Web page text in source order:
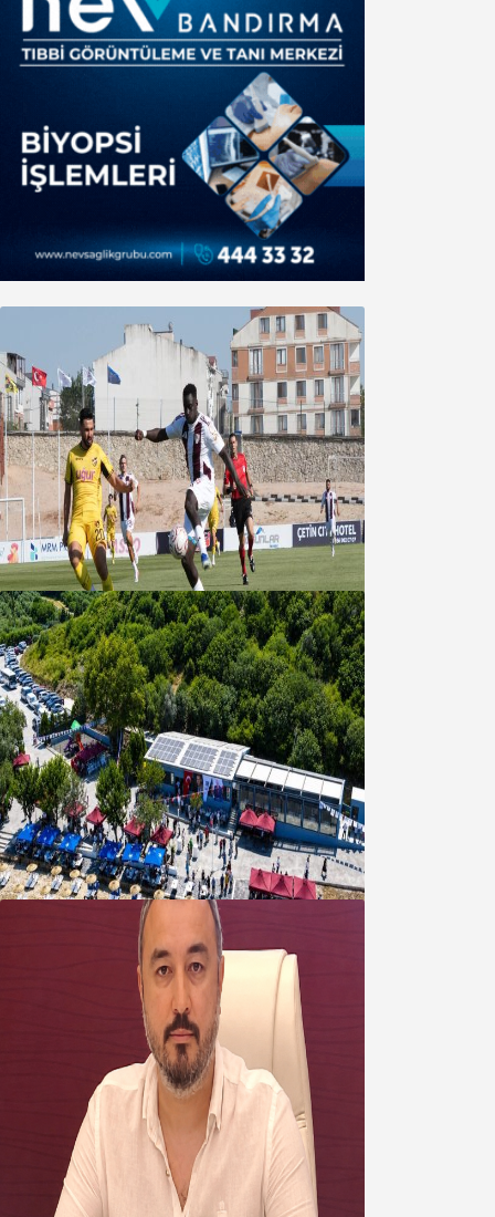
Bandırmaspor’dan 3 gollü başlangıç
08 Ağustos 2026
Bandırma Belediyesinden
Şirinçavuş’a hayat veren tesis
08 Ağustos 2026
Oğuzbeyi’nden Balıkesirspor
yönetimine cevap : Herkes kendine
yakışanı yapar, buluttan nem
kapmayın!